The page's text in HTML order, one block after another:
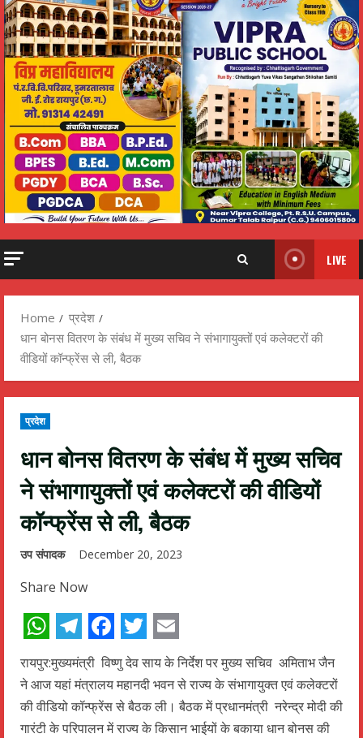
LIVE
Home
प्रदेश
धान बोनस वितरण के संबंध में मुख्य सचिव ने संभागायुक्तों एवं कलेक्टरों की
वीडियों कॉन्फ्रेंस से ली, बैठक
प्रदेश
धान बोनस वितरण के संबंध में मुख्य सचिव
ने संभागायुक्तों एवं कलेक्टरों की वीडियों
कॉन्फ्रेंस से ली, बैठक
उप संपादक December 20, 2023
Share Now
WhatsApp
Telegram
Facebook
Twitter
Email
रायपुर:मुख्यमंत्री विष्णु देव साय के निर्देश पर मुख्य सचिव अमिताभ जैन
ने आज यहां मंत्रालय महानदी भवन से राज्य के संभागायुक्त एवं कलेक्टरों
की वीडियो कॉन्फ्रेंस से बैठक ली। बैठक में प्रधानमंत्री नरेन्द्र मोदी की
गारंटी के परिपालन में राज्य के किसान भाईयों के बकाया धान बोनस की